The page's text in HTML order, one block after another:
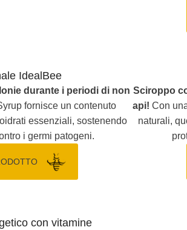
IdealBee
durante i periodi di non
essenziali, sostenendo
i germi patogeni.
Sciroppo
api!
naturali,
con vitamine